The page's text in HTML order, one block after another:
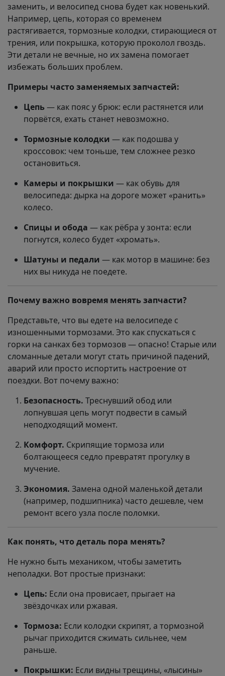
заменить, и велосипед снова будет как новенький.
Например, цепь, которая со временем
растягивается, тормозные колодки, стирающиеся от
трения, или покрышка, которую проколол гвоздь.
Эти детали не вечные, но их замена помогает
избежать больших проблем.
Примеры часто заменяемых запчастей:
Цепь — как пояс у брюк: если растянется или
порвётся, ехать станет невозможно.
Тормозные колодки — как подошва у
кроссовок: чем тоньше, тем сложнее резко
остановиться.
Камеры и покрышки — как обувь для
велосипеда: дырка на дороге может «ранить»
колесо.
Спицы и обода — как рёбра у зонта: если
погнутся, колесо будет «хромать».
Шатуны и педали — как мотор в машине: без
них вы никуда не поедете.
Почему важно вовремя менять запчасти?
Представьте, что вы едете на велосипеде с
изношенными тормозами. Это как спускаться с
горки на санках без тормозов — опасно! Старые или
сломанные детали могут стать причиной падений,
аварий или просто испортить настроение от
поездки. Вот почему важно:
Безопасность. Треснувший обод или
лопнувшая цепь могут подвести в самый
неподходящий момент.
Комфорт. Скрипящие тормоза или
болтающееся седло превратят прогулку в
мучение.
Экономия. Замена одной маленькой детали
(например, подшипника) часто дешевле, чем
ремонт всего узла после поломки.
Как понять, что деталь пора менять?
Не нужно быть механиком, чтобы заметить
неполадки. Вот простые признаки:
Цепь: Если она провисает, прыгает на
звёздочках или ржавая.
Тормоза: Если колодки скрипят, а тормозной
рычаг приходится сжимать сильнее, чем
раньше.
Покрышки: Если видны трещины, «лысины»